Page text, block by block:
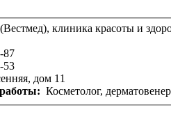
клиника красоты и
87
53
дом 11
Косметолог,